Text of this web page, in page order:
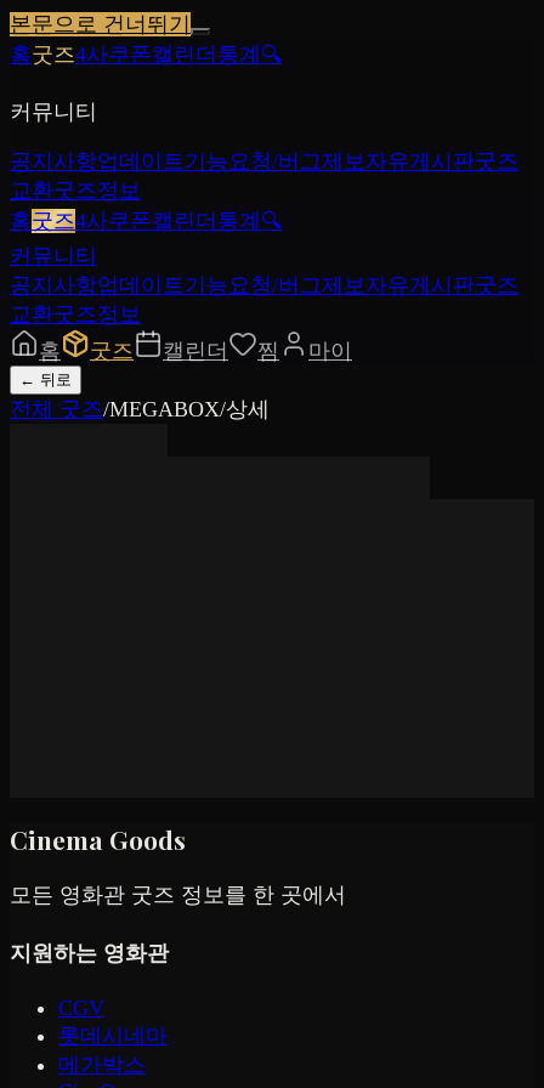
본문으로 건너뛰기
홈굿즈4사쿠폰캘린더 통계 🔍
커뮤니티
공지사항업데이트기능요청/버그제보자유게시판굿즈
교환굿즈정보
홈굿즈4사쿠폰캘린더 통계 🔍
커뮤니티
공지사항업데이트기능요청/버그제보자유게시판굿즈
교환굿즈정보
홈
굿즈 캘린더 찜 마이
← 뒤로
전체 굿즈/MEGABOX/상세
Cinema Goods
모든 영화관 굿즈 정보를 한 곳에서
지원하는 영화관
CGV
롯데시네마
메가박스